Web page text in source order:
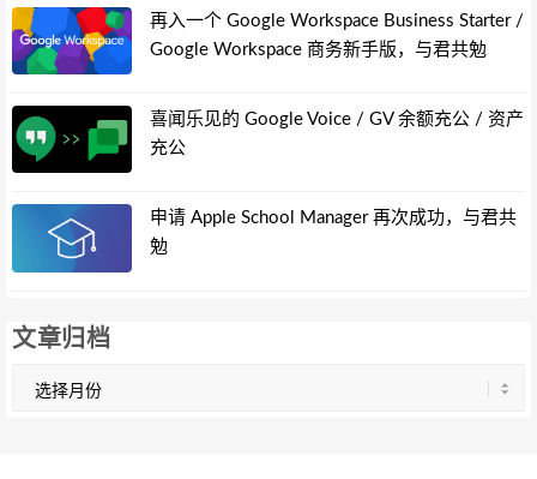
再入一个 Google Workspace Business Starter /
Google Workspace 商务新手版，与君共勉
喜闻乐见的 Google Voice / GV 余额充公 / 资产
充公
申请 Apple School Manager 再次成功，与君共
勉
文章归档